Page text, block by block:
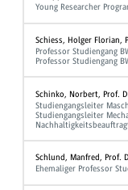
Young Researcher
Schiess, Holger Florian,
Professor Studiengang
Professor Studiengang
Schinko, Norbert, Prof.
Studiengangsleiter
Studiengangsleiter
Schlund, Manfred, Prof.
Ehemaliger Professor